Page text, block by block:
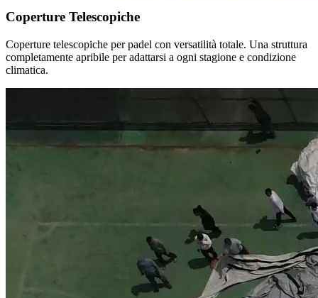
Coperture Telescopiche
Coperture telescopiche per padel con versatilità totale. Una struttura
completamente apribile per adattarsi a ogni stagione e condizione
climatica.